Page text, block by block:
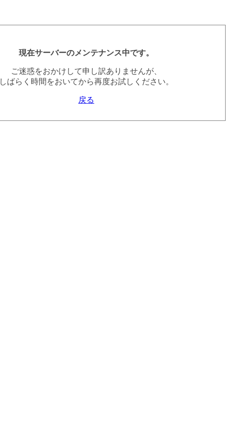
現在サーバーのメンテナンス中です。
ご迷惑をおかけして申し訳ありませんが、
しばらく時間をおいてから再度お試しください。
戻る